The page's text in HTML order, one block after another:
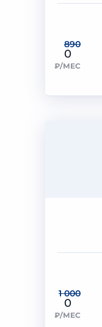
890
0
₽/МЕС
1 000
0
₽/МЕС